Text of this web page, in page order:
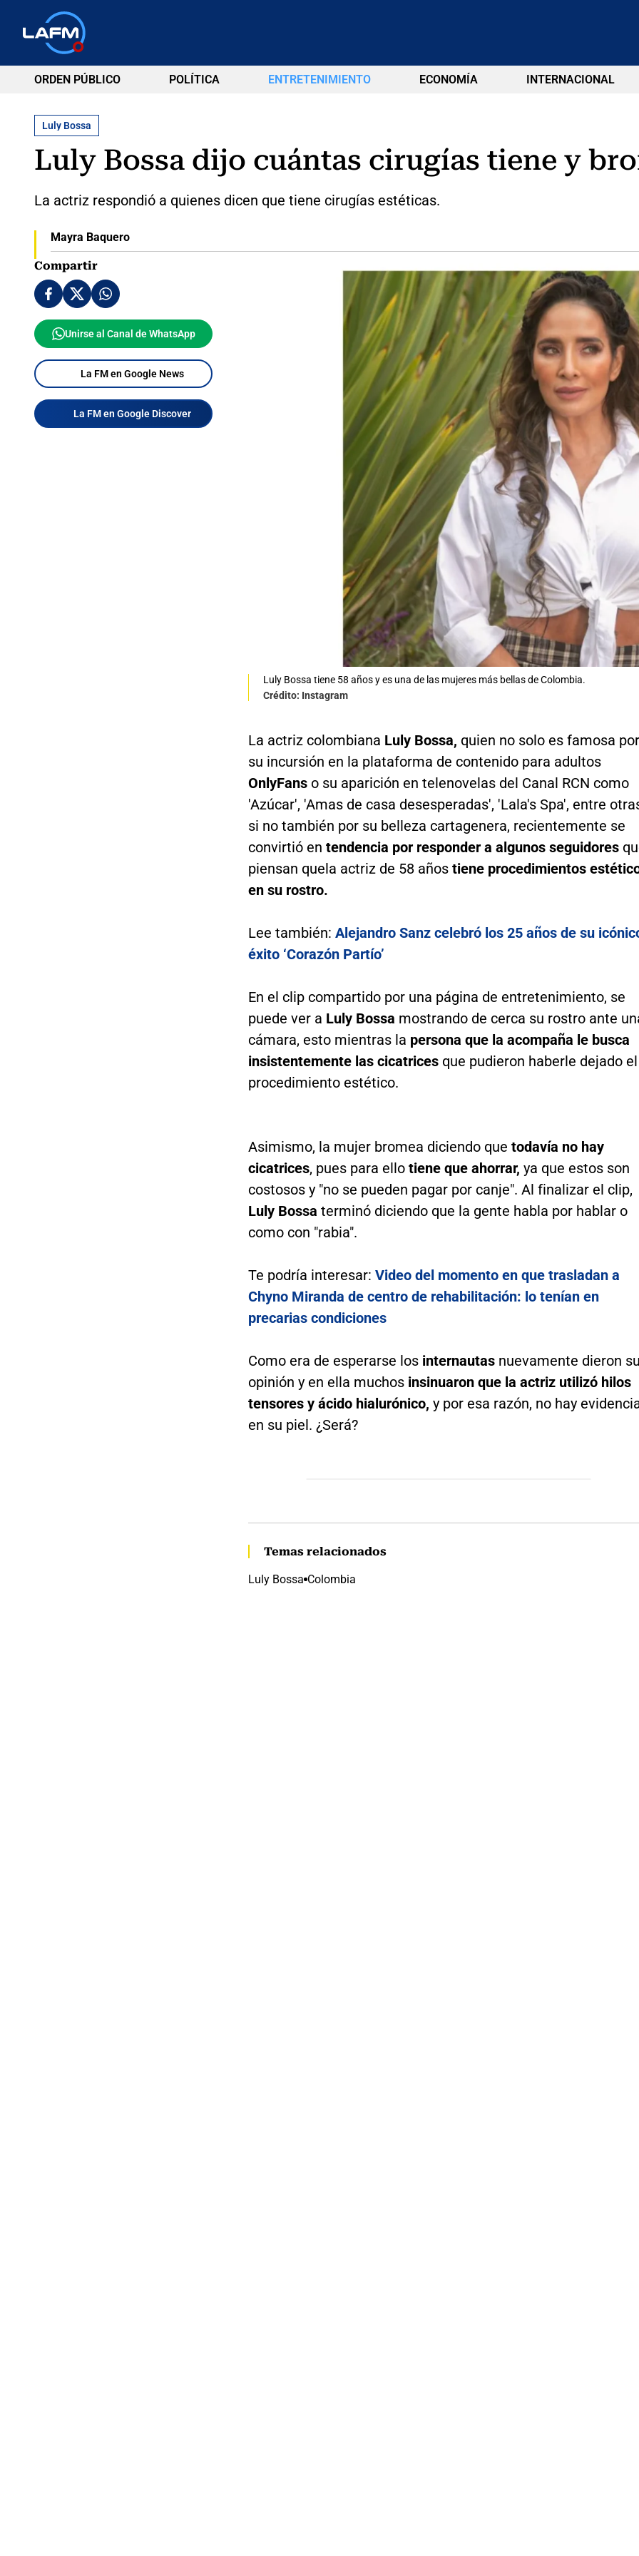
ORDEN PÚBLICO POLÍTICA ENTRETENIMIENTO ECONOMÍA INTERNACIONAL
Luly Bossa
Luly Bossa dijo cuántas cirugías tiene y
La actriz respondió a quienes dicen que tiene cirugías estéticas.
Mayra Baquero
Compartir
Unirse al Canal de WhatsApp
La FM en Google News
La FM en Google Discover
Luly Bossa tiene 58 años y es una de las mujeres más bellas de Colombia.
Crédito: Instagram
La actriz colombiana Luly Bossa, quien no solo es famosa por
su incursión en la plataforma de contenido para adultos
OnlyFans o su aparición en telenovelas del Canal RCN como
'Azúcar', 'Amas de casa desesperadas', 'Lala's Spa', entre
si no también por su belleza cartagenera, recientemente se
convirtió en tendencia por responder a algunos seguidores
piensan quela actriz de 58 años tiene procedimientos
en su rostro.
Lee también: Alejandro Sanz celebró los 25 años de su
éxito ‘Corazón Partío’
En el clip compartido por una página de entretenimiento, se
puede ver a Luly Bossa mostrando de cerca su rostro ante
cámara, esto mientras la persona que la acompaña le busca
insistentemente las cicatricesque pudieron haberle dejado el
procedimiento estético.
Asimismo, la mujer bromea diciendo que todavía no hay
cicatrices, pues para ello tiene que ahorrar, ya que estos son
costosos y "no se pueden pagar por canje". Al finalizar el clip,
Luly Bossa terminó diciendo que la gente habla por hablar o
como con "rabia".
Te podría interesar: Video del momento en que trasladan a
Chyno Miranda de centro de rehabilitación: lo tenían en
precarias condiciones
Como era de esperarse losinternautas nuevamente dieron
opinión y en ella muchosinsinuaron que la actriz utilizó hilos
tensores y ácido hialurónico, y por esa razón, no hay
en su piel. ¿Será?
Temas relacionados
Luly Bossa Colombia